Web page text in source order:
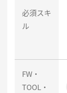
必須スキ
ル
FW・
TOOL・